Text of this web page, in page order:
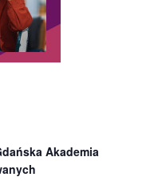
Akademia